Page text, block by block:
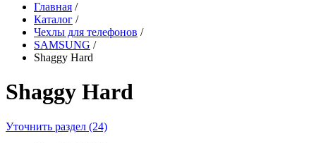
Главная /
Каталог /
Чехлы для телефонов /
SAMSUNG /
Shaggy Hard
Shaggy Hard
Уточнить раздел (24)